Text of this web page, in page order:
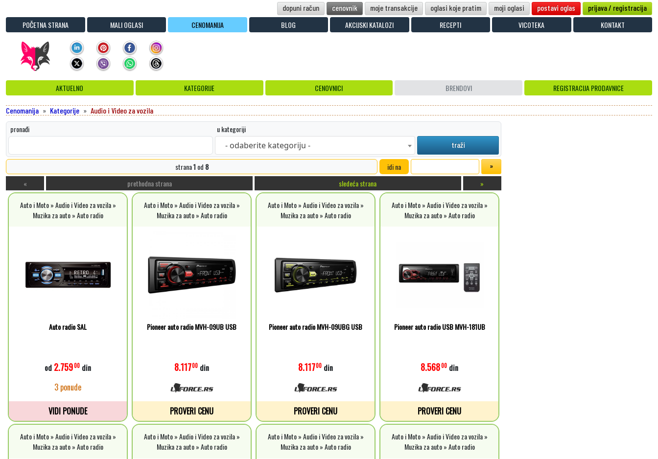
dopuni račun cenovnik moje transakcije oglasi koje pratim moji oglasi postavi oglas prijava / registracija
POČETNA STRANA MALI OGLASI CENOMANIJA BLOG AKCIJSKI KATALOZI RECEPTI VICOTEKA KONTAKT
AKTUELNO KATEGORIJE CENOVNICI BRENDOVI REGISTRACIJA PRODAVNICE
Cenomanija Kategorije Audio i Video za vozila
pronađi u kategoriji
- odaberite kategoriju - traži
strana1 od 8
idi na
«
prethodna strana sledeća strana »
Auto i Moto » Audio i Video za vozila »
Muzika za auto » Auto radio
Auto radio SAL
od 2.75900 din
3 ponude
VIDI PONUDE
Auto i Moto » Audio i Video za vozila »
Muzika za auto » Auto radio
Pioneer auto radio MVH-09UB USB
8.11700 din
PROVERI CENU
Auto i Moto » Audio i Video za vozila »
Muzika za auto » Auto radio
Pioneer auto radio MVH-09UBG USB
8.11700 din
PROVERI CENU
Auto i Moto » Audio i Video za vozila »
Muzika za auto » Auto radio
Pioneer auto radio USB MVH-181UB
8.56800 din
PROVERI CENU
Auto i Moto » Audio i Video za vozila »
Muzika za auto » Auto radio
Auto i Moto » Audio i Video za vozila »
Muzika za auto » Auto radio
Auto i Moto » Audio i Video za vozila »
Muzika za auto » Auto radio
Auto i Moto » Audio i Video za vozila »
Muzika za auto » Auto radio